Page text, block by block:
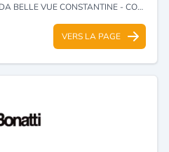
VUE CONSTANTINE - CONSTANTINE
VERS LA PAGE